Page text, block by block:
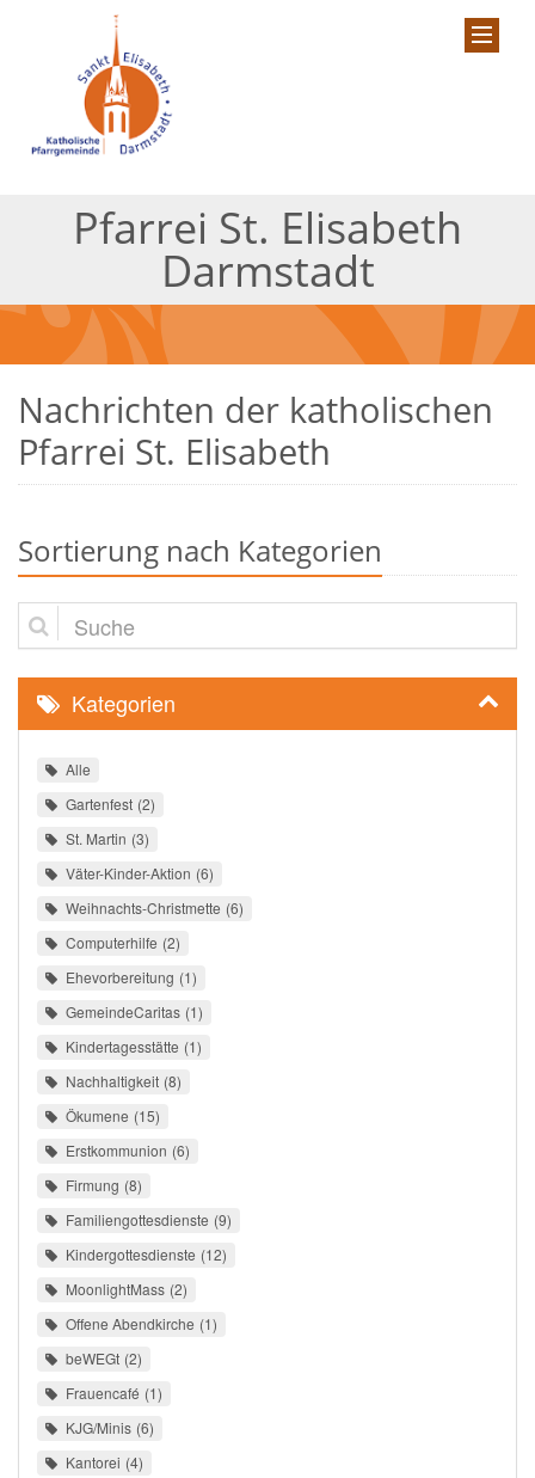
Pfarrei St. Elisabeth
Darmstadt
Nachrichten der katholischen
Pfarrei St. Elisabeth
Sortierung nach Kategorien
Suche
Kategorien
Alle
Gartenfest 2
St. Martin 3
Väter-Kinder-Aktion 6
Weihnachts-Christmette 6
Computerhilfe 2
Ehevorbereitung 1
GemeindeCaritas 1
Kindertagesstätte 1
Nachhaltigkeit 8
Ökumene 15
Erstkommunion 6
Firmung 8
Familiengottesdienste 9
Kindergottesdienste 12
MoonlightMass 2
Offene Abendkirche 1
beWEGt 2
Frauencafé 1
KJG/Minis 6
Kantorei 4